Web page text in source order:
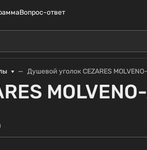
Вопрос-ответ
Душевой уголок CEZARES